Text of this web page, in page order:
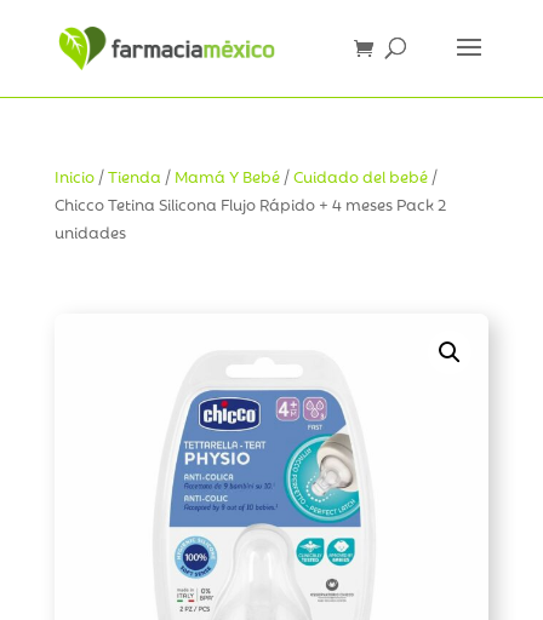
Inicio/Tienda / Mamá Y Bebé/Cuidado del bebé/
Chicco Tetina Silicona Flujo Rápido + 4 meses Pack 2
unidades